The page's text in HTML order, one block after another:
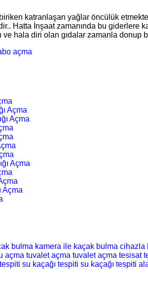
katranlaşan yağlar öncülük
Hatta İnşaat zamanında bu giderlere
ve hala diri olan gıdalar zamanla donup
açma
Açma
Açma
Açma
Açma
bulma kamera ile kaçak bulma cihazla
açma tuvalet açma tuvalet açma tesisat
su kaçağı tespiti su kaçağı tespiti